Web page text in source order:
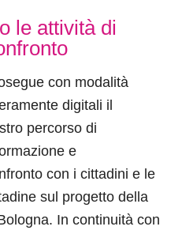
le attività di
con modalità
digitali il
percorso di
e
con i cittadini e le
sul progetto della
In continuità con